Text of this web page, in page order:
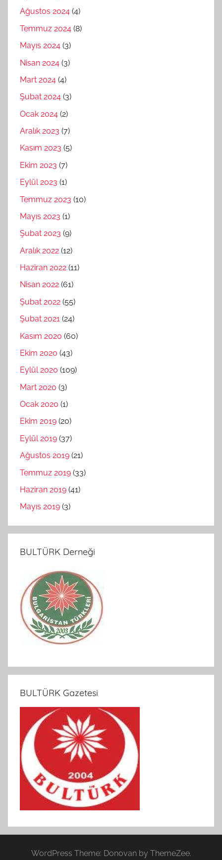
Ağustos 2024 (4)
Temmuz 2024 (8)
Mayıs 2024 (3)
Nisan 2024 (3)
Mart 2024 (4)
Şubat 2024 (3)
Ocak 2024 (2)
Aralık 2023 (7)
Kasım 2023 (5)
Ekim 2023 (7)
Eylül 2023 (1)
Temmuz 2023 (10)
Mayıs 2023 (1)
Şubat 2023 (9)
Aralık 2022 (12)
Haziran 2022 (11)
Nisan 2022 (61)
Şubat 2022 (55)
Şubat 2021 (24)
Kasım 2020 (60)
Ekim 2020 (43)
Eylül 2020 (109)
Mart 2020 (3)
Ocak 2020 (1)
Ekim 2019 (20)
Eylül 2019 (37)
Ağustos 2019 (21)
Temmuz 2019 (33)
Haziran 2019 (41)
Mayıs 2019 (3)
BULTÜRK Derneği
BULTÜRK Gazetesi
WordPress Theme: Donovan by ThemeZee.